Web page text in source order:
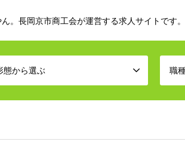
。長岡京市商工会が運営する求人サイトです。
態から選ぶ 職